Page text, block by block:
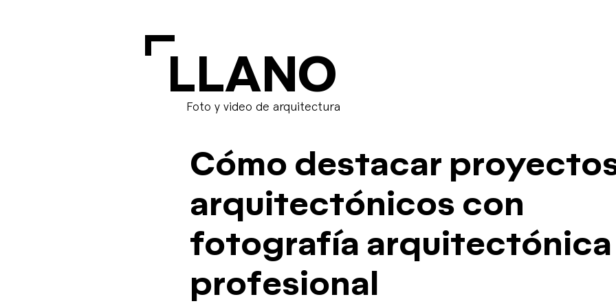
L
LLANO
Foto y video de arquitectura
Cómo destacar
arquitectónicos con
fotografía arquitectónica
profesional